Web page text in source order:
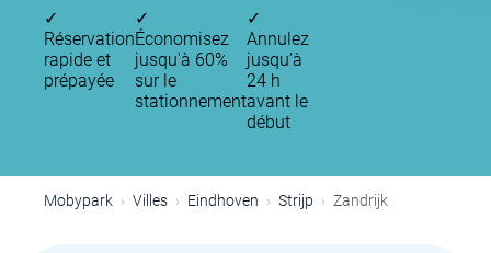
✓
Réservation
rapide et
prépayée
✓
Économisez
jusqu'à 60%
sur le
stationnement
✓
Annulez
jusqu’à
24 h
avant le
début
Mobypark Villes Eindhoven Strijp Zandrijk